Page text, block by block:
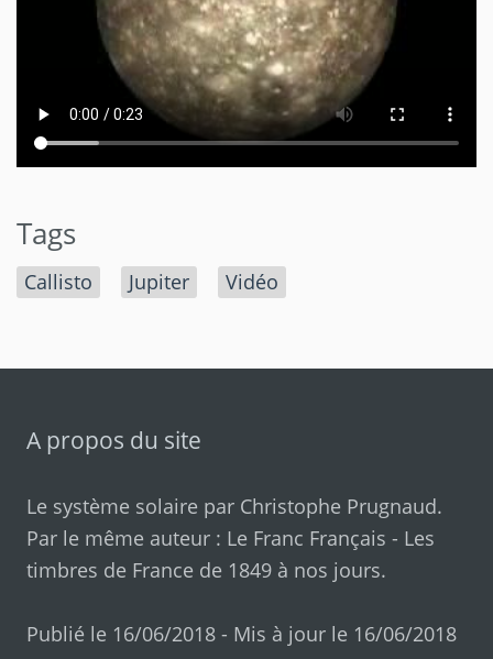
Tags
Callisto Jupiter Vidéo
A propos du site
Le système solaire par Christophe Prugnaud.
Par le même auteur : Le Franc Français - Les
timbres de France de 1849 à nos jours.
Publié le 16/06/2018 - Mis à jour le 16/06/2018